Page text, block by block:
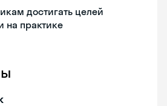
достигать целей
на практике